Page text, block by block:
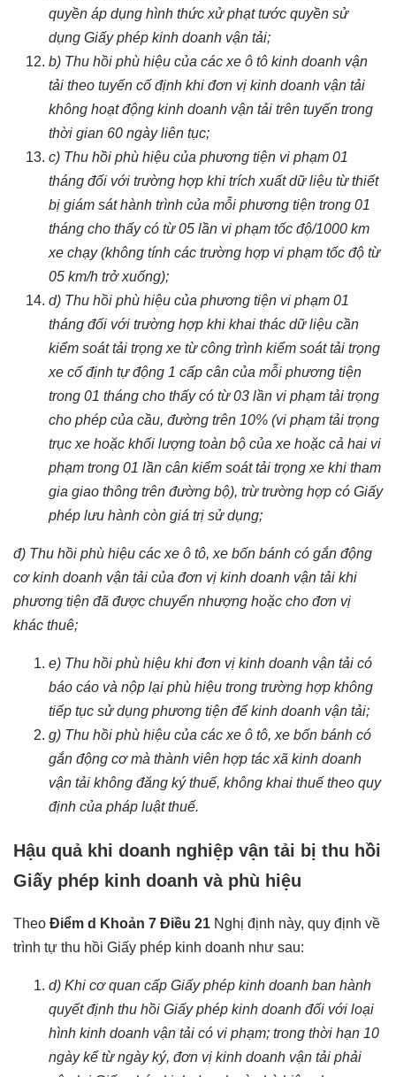
quyền áp dụng hình thức xử phạt tước quyền sử
dụng Giấy phép kinh doanh vận tải;
b) Thu hồi phù hiệu của các xe ô tô kinh doanh vận
tải theo tuyến cố định khi đơn vị kinh doanh vận tải
không hoạt động kinh doanh vận tải trên tuyến trong
thời gian 60 ngày liên tục;
c) Thu hồi phù hiệu của phương tiện vi phạm 01
tháng đối với trường hợp khi trích xuất dữ liệu từ thiết
bị giám sát hành trình của mỗi phương tiện trong 01
tháng cho thấy có từ 05 lần vi phạm tốc độ/1000 km
xe chạy (không tính các trường hợp vi phạm tốc độ từ
05 km/h trở xuống);
d) Thu hồi phù hiệu của phương tiện vi phạm 01
tháng đối với trường hợp khi khai thác dữ liệu cần
kiểm soát tải trọng xe từ công trình kiểm soát tải trọng
xe cố định tự động 1 cấp cân của mỗi phương tiện
trong 01 tháng cho thấy có từ 03 lần vi phạm tải trọng
cho phép của cầu, đường trên 10% (vi phạm tải trọng
trục xe hoặc khối lượng toàn bộ của xe hoặc cả hai vi
phạm trong 01 lần cân kiểm soát tải trọng xe khi tham
gia giao thông trên đường bộ), trừ trường hợp có Giấy
phép lưu hành còn giá trị sử dụng;
đ) Thu hồi phù hiệu các xe ô tô, xe bốn bánh có gắn động
cơ kinh doanh vận tải của đơn vị kinh doanh vận tải khi
phương tiện đã được chuyển nhượng hoặc cho đơn vị
khác thuê;
e) Thu hồi phù hiệu khi đơn vị kinh doanh vận tải có
báo cáo và nộp lại phù hiệu trong trường hợp không
tiếp tục sử dụng phương tiện để kinh doanh vận tải;
g) Thu hồi phù hiệu của các xe ô tô, xe bốn bánh có
gắn động cơ mà thành viên hợp tác xã kinh doanh
vận tải không đăng ký thuế, không khai thuế theo quy
định của pháp luật thuế.
Hậu quả khi doanh nghiệp vận tải bị thu hồi
Giấy phép kinh doanh và phù hiệu
Theo Điểm d Khoản 7 Điều 21 Nghị định này, quy định về
trình tự thu hồi Giấy phép kinh doanh như sau:
d) Khi cơ quan cấp Giấy phép kinh doanh ban hành
quyết định thu hồi Giấy phép kinh doanh đối với loại
hình kinh doanh vận tải có vi phạm; trong thời hạn 10
ngày kể từ ngày ký, đơn vị kinh doanh vận tải phải